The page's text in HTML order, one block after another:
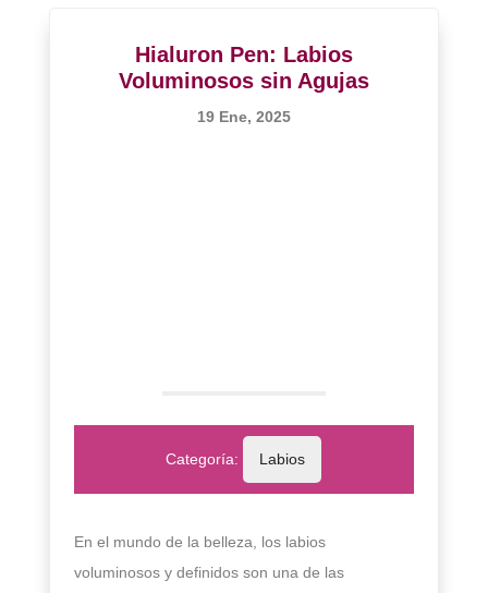
Hialuron Pen: Labios
Voluminosos sin Agujas
19 Ene, 2025
Categoría: Labios
En el mundo de la belleza, los labios
voluminosos y definidos son una de las